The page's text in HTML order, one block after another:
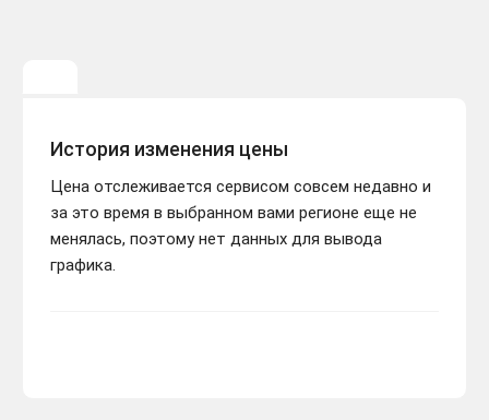
История изменения цены
Цена отслеживается сервисом совсем недавно и
за это время в выбранном вами регионе еще не
менялась, поэтому нет данных для вывода
графика.